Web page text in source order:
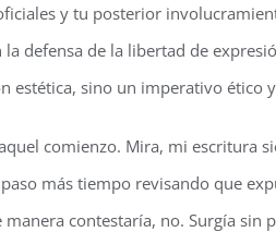
y tu posterior
defensa de la libertad de
estética, sino un imperativo ético
comienzo. Mira, mi escritura
más tiempo revisando que
contestaría, no. Surgía